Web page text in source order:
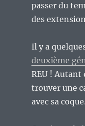
passer du
des
Il y a
deuxième
REU ! Autant
trouver une
avec sa